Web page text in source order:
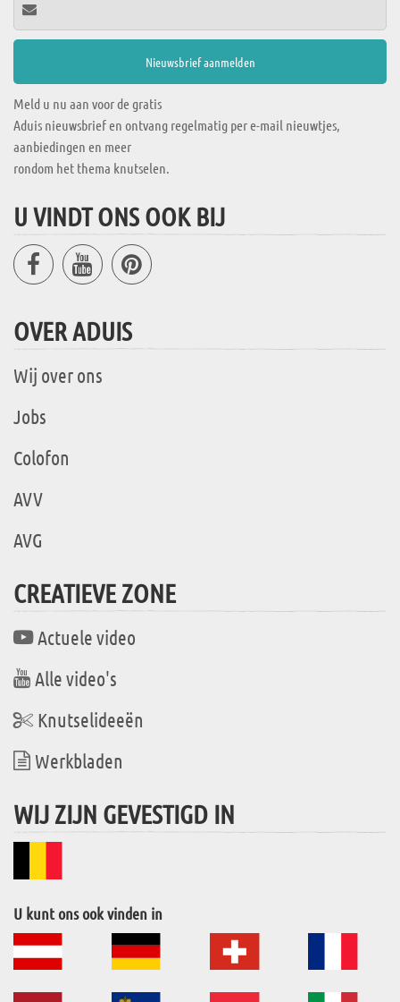
Meld u nu aan voor de gratis
Aduis nieuwsbrief en ontvang regelmatig per e-mail nieuwtjes,
aanbiedingen en meer
rondom het thema knutselen.
U VINDT ONS OOK BIJ
OVER ADUIS
Wij over ons
Jobs
Colofon
AVV
AVG
CREATIEVE ZONE
Actuele video
Alle video's
Knutselideeën
Werkbladen
WIJ ZIJN GEVESTIGD IN
U kunt ons ook vinden in